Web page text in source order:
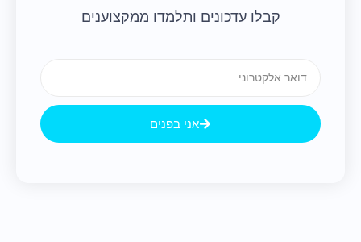
קבלו עדכונים ותלמדו ממקצוענים
אני בפנים